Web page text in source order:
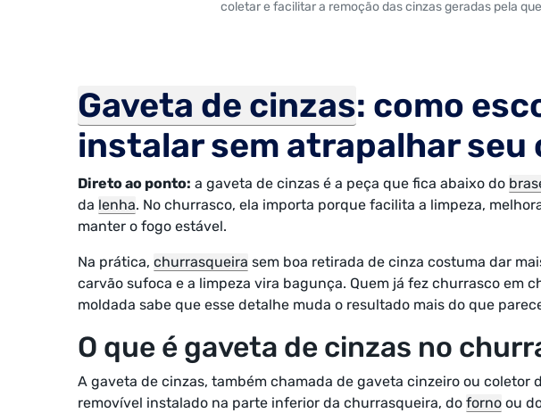
coletar e facilitar a remoção das cinzas geradas pela
Gaveta de cinzas: como
instalar sem atrapalhar seu
Direto ao ponto: a gaveta de cinzas é a peça que fica abaixo do
da lenha. No churrasco, ela importa porque facilita a limpeza,
manter o fogo estável.
Na prática, churrasqueira sem boa retirada de cinza costuma dar
carvão sufoca e a limpeza vira bagunça. Quem já fez churrasco em
moldada sabe que esse detalhe muda o resultado mais do que
O que é gaveta de cinzas no
A gaveta de cinzas, também chamada de gaveta cinzeiro ou coletor
removível instalado na parte inferior da churrasqueira, do forno ou